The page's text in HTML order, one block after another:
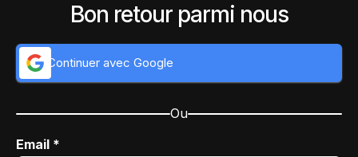
Bon retour parmi nous
Continuer avec Google
Ou
Email *